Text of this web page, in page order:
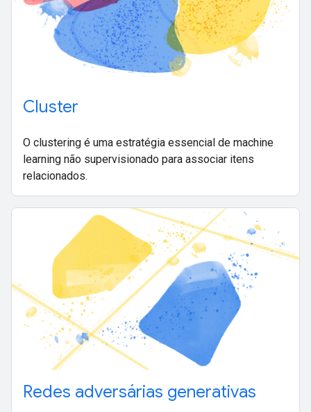
Cluster
O clustering é uma estratégia essencial de machine
learning não supervisionado para associar itens
relacionados.
Redes adversárias generativas